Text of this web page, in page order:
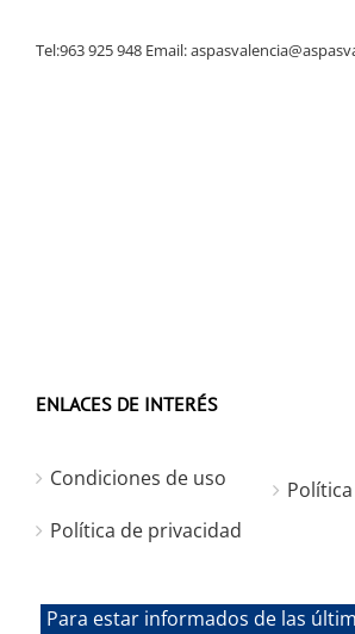
Tel:963 925 948 Email:
ENLACES DE INTERÉS
Condiciones de uso
Política de privacidad
Para estar informados de las